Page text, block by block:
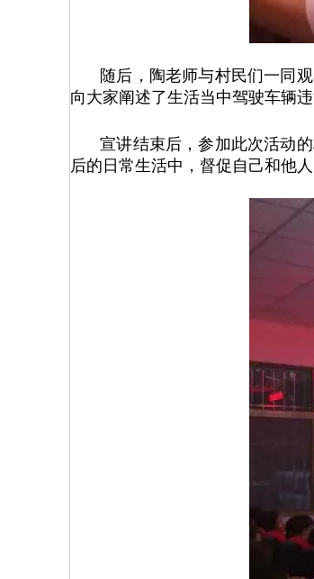
随后，陶老师与村民们一同
向大家阐述了生活当中驾驶车辆
宣讲结束后，参加此次活动
后的日常生活中，督促自己和他